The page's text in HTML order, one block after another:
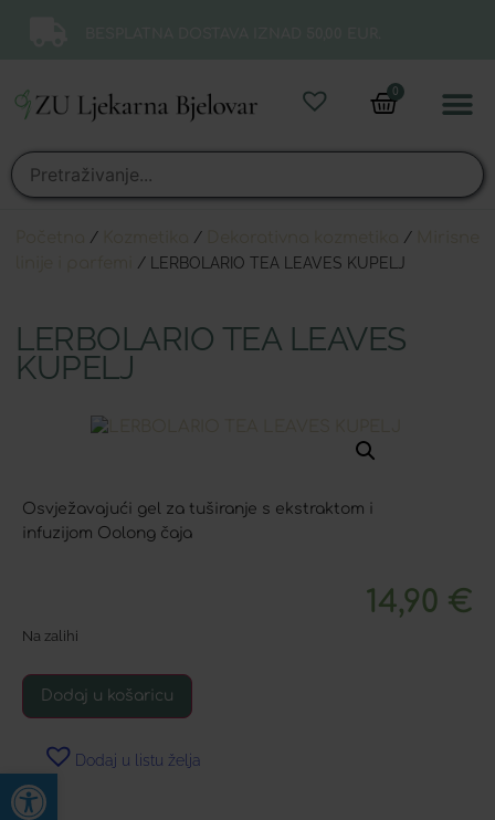
Open toolbar
0
/ / /
/ LERBOLARIO TEA LEAVES KUPELJ
LERBOLARIO TEA LEAVES
KUPELJ
Osvježavajući gel za tuširanje s ekstraktom i
infuzijom Oolong čaja
14,90 €
Na zalihi
Dodaj u košaricu
Dodaj u listu želja